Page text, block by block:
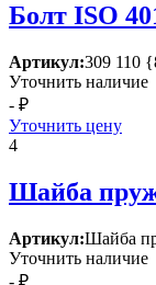
Болт ISО
Артикул:309 110
Уточнить наличие
- ₽
Уточнить цену
4
Шайба
Артикул:Шайба
Уточнить наличие
- ₽